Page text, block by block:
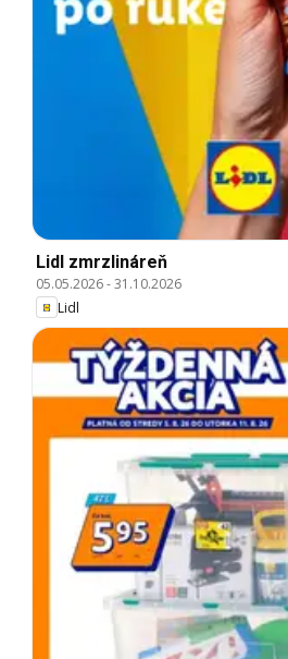
Lidl zmrzlináreň
05.05.2026-31.10.2026
Lidl